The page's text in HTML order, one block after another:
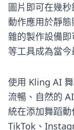
圖片即可在幾
動作應用於靜
雜的製作設備
等工具成為當
使用 Kling AI
流暢、自然的
統在添加舞蹈
TikTok、